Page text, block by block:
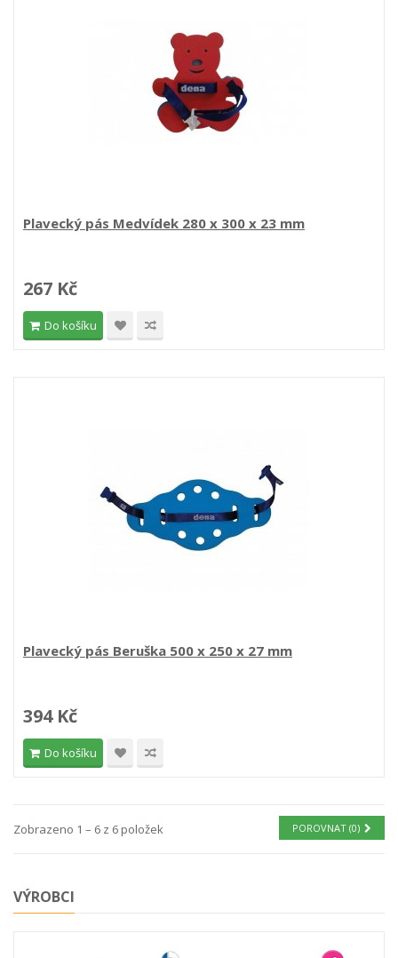
Plavecký pás Medvídek 280 x 300 x 23 mm
267 Kč
Do košíku
Plavecký pás Beruška 500 x 250 x 27 mm
394 Kč
Do košíku
POROVNAT (0)
Zobrazeno 1 – 6 z 6 položek
VÝROBCI